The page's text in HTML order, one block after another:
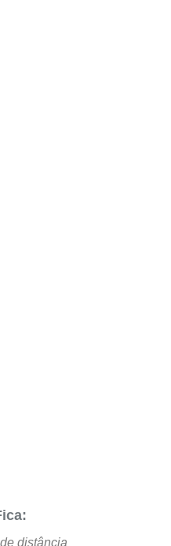
distância